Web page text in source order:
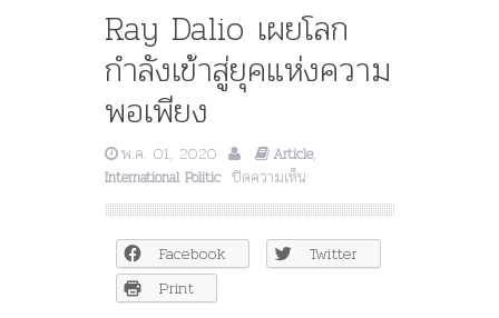
Ray Dalio เผยโลก
กำลังเข้าสู่ยุคแห่งความ
พอเพียง
พ.ค. 01, 2020 Article,
International Politic ปิดความเห็น
Ray
Dalio
เผย
โลก
Facebook
Twitter
Print